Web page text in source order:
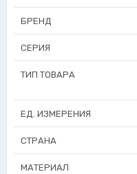
БРЕНД
СЕРИЯ
ТИП ТОВАРА
ЕД. ИЗМЕРЕНИЯ
СТРАНА
МАТЕРИАЛ